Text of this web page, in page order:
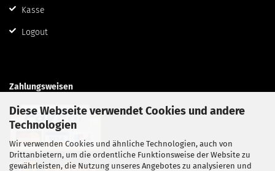
Diese Webseite verwendet Cookies und andere
Technologien
Wir verwenden Cookies und ähnliche Technologien, auch von
Drittanbietern, um die ordentliche Funktionsweise der Website zu
gewährleisten, die Nutzung unseres Angebotes zu analysieren und
Kasse
Logout
Zahlungsweisen